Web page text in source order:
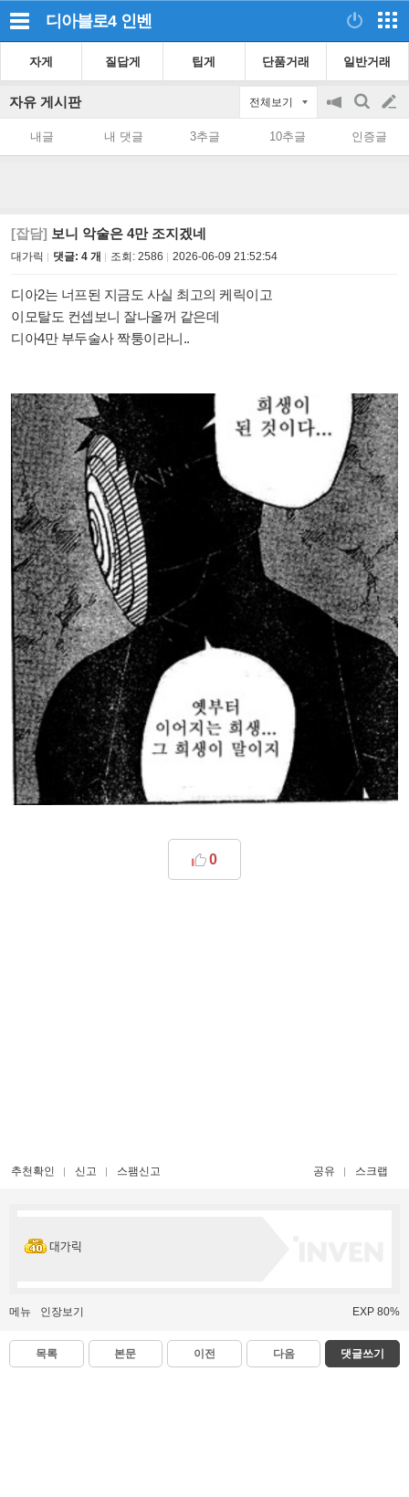
디아블로4 인벤
자게 질답게 팁게 단품거래 일반거래
자유 게시판 전체보기
공
on/off
검
색
글
쓰
내글 내 댓글 3추글 10추글 인증글
[잡담] 보니 악술은 4만 조지겠네
대가릭 댓글: 4 개 조회: 2586 2026-06-09 21:52:54
디아2는 너프된 지금도 사실 최고의 케릭이고
이모탈도 컨셉보니 잘나올꺼 같은데
디아4만 부두술사 짝퉁이라니..
0
추천확인 신고 스팸신고 공유 스크랩
대가릭
메뉴 인장보기 EXP 80%
목록 본문 이전 다음 댓글쓰기